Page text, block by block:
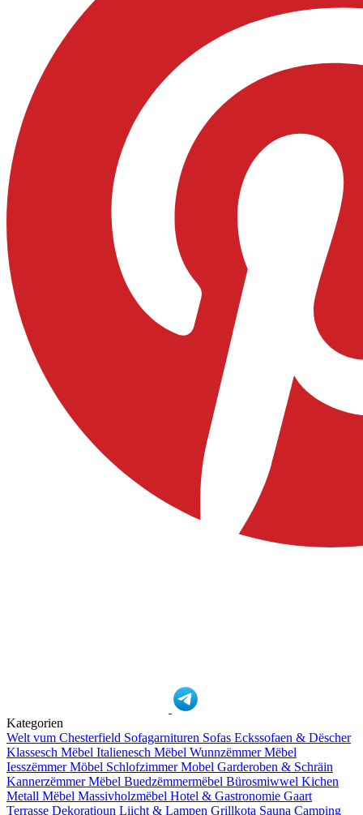
Kategorien
Welt vum Chesterfield Sofagarnituren Sofas Eckssofaen & Dëscher
Klassesch Mëbel Italienesch Mëbel Wunnzëmmer Mëbel
Iesszëmmer Möbel Schlofzimmer Mobel Garderoben & Schräin
Kannerzëmmer Mëbel Buedzëmmermëbel Bürosmiwwel Kichen
Metall Mëbel Massivholzmëbel Hotel & Gastronomie Gaart
Terrasse Dekoratioun Liicht & Lampen Grillkota Sauna Camping